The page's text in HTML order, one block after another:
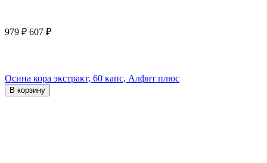
979 ₽ 607 ₽
Осина кора экстракт, 60 капс, Алфит плюс
В корзину